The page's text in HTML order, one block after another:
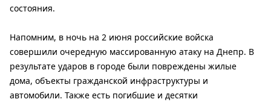
состояния.
Напомним, в ночь на 2 июня российские войска
совершили очередную массированную атаку на Днепр. В
результате ударов в городе были повреждены жилые
дома, объекты гражданской инфраструктуры и
автомобили. Также есть погибшие и десятки